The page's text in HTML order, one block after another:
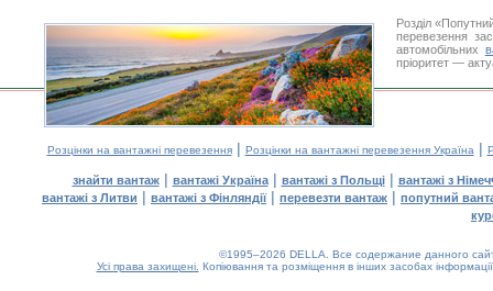
Розділ
перевезення
автомобільних
пріоритет —
Розцінки на вантажні перевезення| Розцінки на вантажні перевезення Україна |
знайти вантаж| вантажі Україна| вантажі з Польщі| вантажі з
вантажі з Литви | вантажі з Фінляндії| перевезти вантаж | попутний
©1995–2026 DELLA. Все содержание данного
Усі права захищені. Копіювання та розміщення в інших засобах